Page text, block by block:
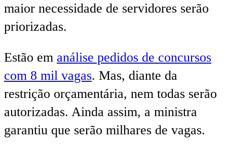
maior necessidade de servidores serão
priorizadas.
Estão em análise pedidos de concursos
com 8 mil vagas. Mas, diante da
restrição orçamentária, nem todas serão
autorizadas. Ainda assim, a ministra
garantiu que serão milhares de vagas.